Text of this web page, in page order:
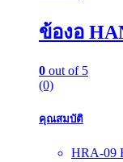
ข้องอ
0 out of 5
(0)
คุณสมบัติ
HRA-09